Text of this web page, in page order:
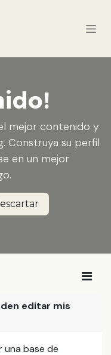
mejor contenido y
Construya su perfil
en un mejor
editar mis
una base de